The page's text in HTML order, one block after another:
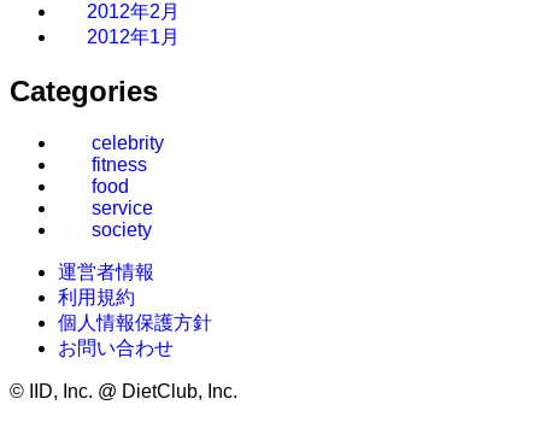
2012年2月
2012年1月
Categories
celebrity
fitness
food
service
society
運営者情報
利用規約
個人情報保護方針
お問い合わせ
© IID, Inc. @ DietClub, Inc.